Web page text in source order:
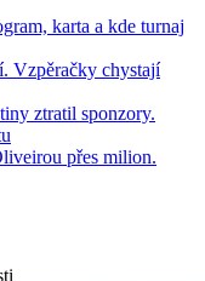
karta a kde turnaj
Vzpěračky chystají
ztratil sponzory.
přes milion.